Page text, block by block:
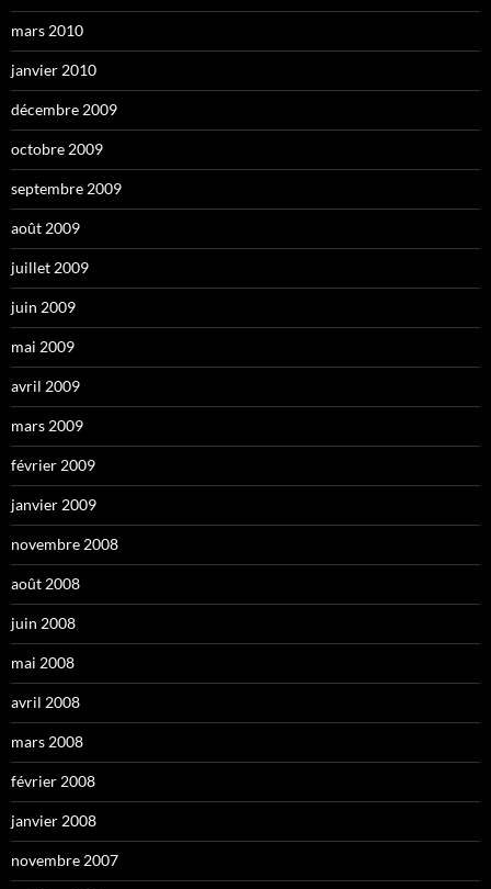
mars 2010
janvier 2010
décembre 2009
octobre 2009
septembre 2009
août 2009
juillet 2009
juin 2009
mai 2009
avril 2009
mars 2009
février 2009
janvier 2009
novembre 2008
août 2008
juin 2008
mai 2008
avril 2008
mars 2008
février 2008
janvier 2008
novembre 2007